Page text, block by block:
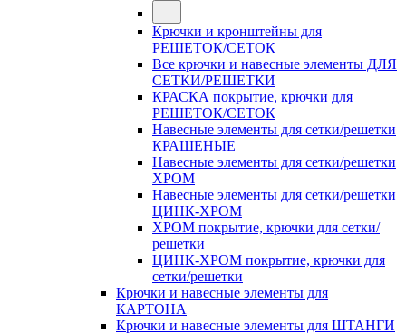
Крючки и кронштейны для
РЕШЕТОК/СЕТОК
Все крючки и навесные элементы ДЛЯ
СЕТКИ/РЕШЕТКИ
КРАСКА покрытие, крючки для
РЕШЕТОК/СЕТОК
Навесные элементы для сетки/решетки
КРАШЕНЫЕ
Навесные элементы для сетки/решетки
ХРОМ
Навесные элементы для сетки/решетки
ЦИНК-ХРОМ
ХРОМ покрытие, крючки для сетки/
решетки
ЦИНК-ХРОМ покрытие, крючки для
сетки/решетки
Крючки и навесные элементы для
КАРТОНА
Крючки и навесные элементы для ШТАНГИ